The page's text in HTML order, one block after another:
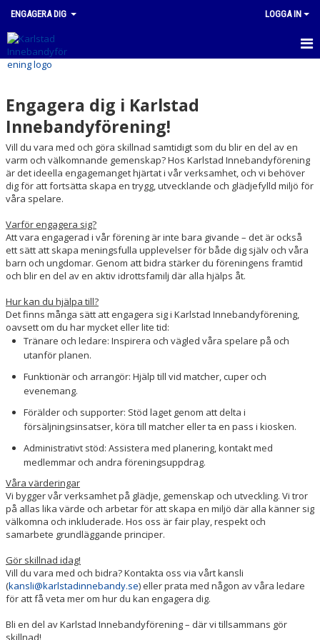
ENGAGERA DIG LOGGA IN
HEM
Engagera dig i Karlstad
Innebandyförening!
Vill du vara med och göra skillnad samtidigt som du blir en del av en
varm och välkomnande gemenskap? Hos Karlstad Innebandyförening
är det ideella engagemanget hjärtat i vår verksamhet, och vi behöver
dig för att fortsätta skapa en trygg, utvecklande och glädjefylld miljö för
våra spelare.
Varför engagera sig?
Att vara engagerad i vår förening är inte bara givande – det är också
ett sätt att skapa meningsfulla upplevelser för både dig själv och våra
barn och ungdomar. Genom att bidra stärker du föreningens framtid
och blir en del av en aktiv idrottsfamilj där alla hjälps åt.
Hur kan du hjälpa till?
Det finns många sätt att engagera sig i Karlstad Innebandyförening,
oavsett om du har mycket eller lite tid:
Tränare och ledare: Inspirera och vägled våra spelare på och
utanför planen.
Funktionär och arrangör: Hjälp till vid matcher, cuper och
evenemang.
Förälder och supporter: Stöd laget genom att delta i
försäljningsinsatser, köra till matcher eller ta en pass i kiosken.
Administrativt stöd: Assistera med planering, kontakt med
medlemmar och andra föreningsuppdrag.
Våra värderingar
Vi bygger vår verksamhet på glädje, gemenskap och utveckling. Vi tror
på allas lika värde och arbetar för att skapa en miljö där alla känner sig
välkomna och inkluderade. Hos oss är fair play, respekt och
samarbete grundläggande principer.
Gör skillnad idag!
Vill du vara med och bidra? Kontakta oss via vårt kansli
(kansli@karlstadinnebandy.se) eller prata med någon av våra ledare
för att få veta mer om hur du kan engagera dig.
Bli en del av Karlstad Innebandyförening – där vi tillsammans gör
skillnad!